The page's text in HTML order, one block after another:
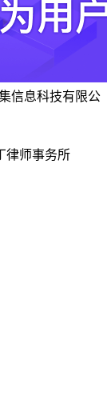
信息科技有限公
律师事务所